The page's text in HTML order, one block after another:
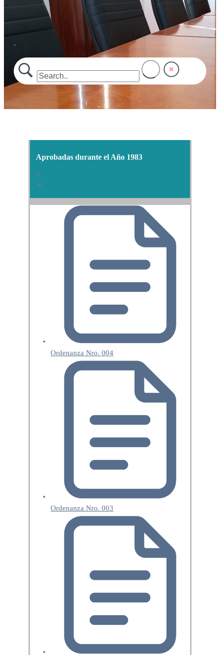
.
Aprobadas durante el Año 1983
4
Ordenanza Nro. 004
Ordenanza Nro. 003